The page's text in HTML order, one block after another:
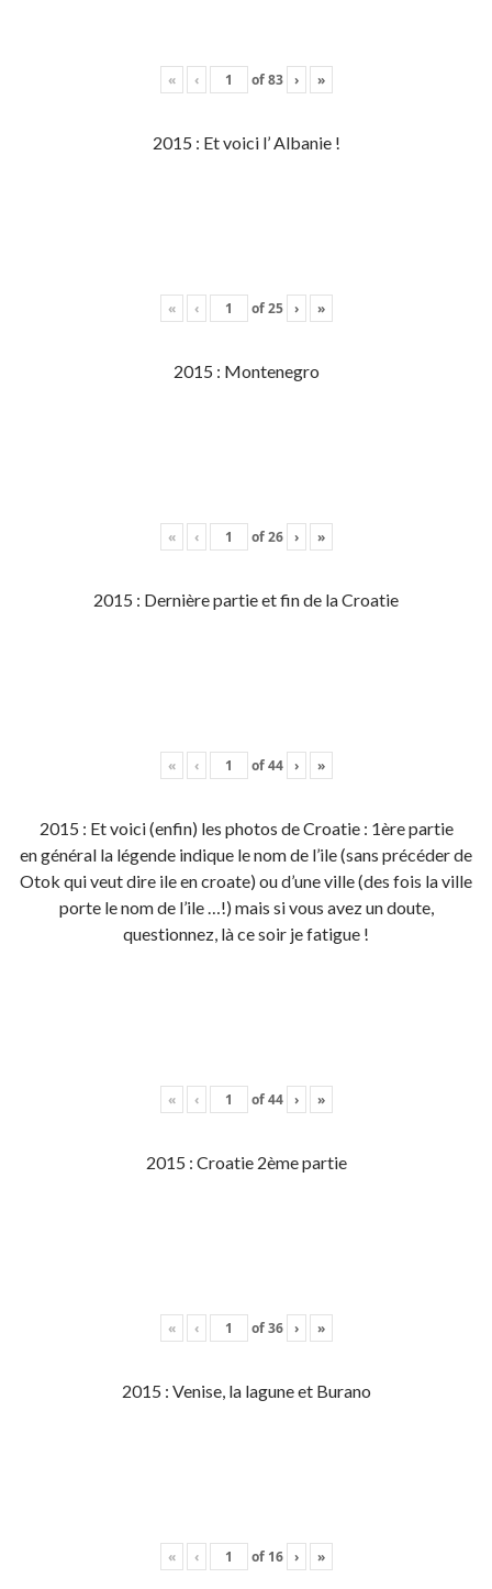
« ‹ of83 › »
2015 : Et voici l’ Albanie !
« ‹ of25 › »
2015 : Montenegro
« ‹ of26 › »
2015 : Dernière partie et fin de la Croatie
« ‹ of44 › »
2015 : Et voici (enfin) les photos de Croatie : 1ère partie
en général la légende indique le nom de l’ile (sans précéder de
Otok qui veut dire ile en croate) ou d’une ville (des fois la ville
porte le nom de l’ile …!) mais si vous avez un doute,
questionnez, là ce soir je fatigue !
« ‹ of44 › »
2015 : Croatie 2ème partie
« ‹ of36 › »
2015 : Venise, la lagune et Burano
« ‹ of 16 › »